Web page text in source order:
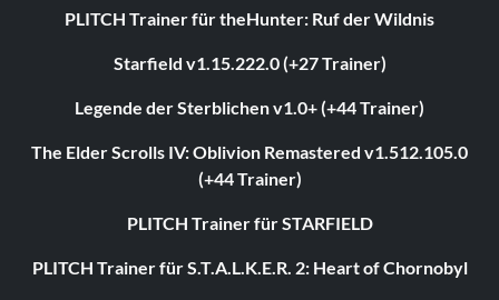
PLITCH Trainer für theHunter: Ruf der Wildnis
Starfield v1.15.222.0 (+27 Trainer)
Legende der Sterblichen v1.0+ (+44 Trainer)
The Elder Scrolls IV: Oblivion Remastered v1.512.105.0
(+44 Trainer)
PLITCH Trainer für STARFIELD
PLITCH Trainer für S.T.A.L.K.E.R. 2: Heart of Chornobyl